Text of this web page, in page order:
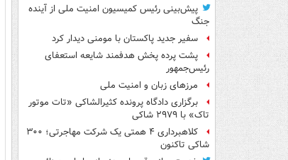
پیش‌بینی رئیس کمیسیون امنیت ملی از آینده
جنگ
سفیر جدید پاکستان با مومنی دیدار کرد
پشت پرده پخش هدفمند شایعه استعفای
رئیس‌جمهور
مرزهای زبان و امنیت ملی
برگزاری دادگاه پرونده کثیرالشاکی «تات موتور
تاک» با ۲۹۷۹ شاکی
کلاهبرداری ۴ همتی یک شرکت مهاجرتی؛ ۳۰۰
شاکی تاکنون